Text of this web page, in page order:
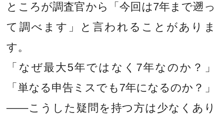
ところが調査官から「今回は7年まで遡っ
て調べます」と言われることがありま
す。
「なぜ最大5年ではなく7年なのか？」
「単なる申告ミスでも7年になるのか？」
――こうした疑問を持つ方は少なくあり